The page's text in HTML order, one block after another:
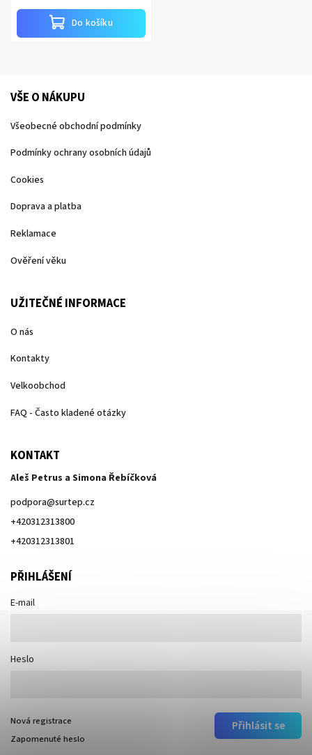
Do košíku
VŠE O NÁKUPU
Všeobecné obchodní podmínky
Podmínky ochrany osobních údajů
Cookies
Doprava a platba
Reklamace
Ověření věku
UŽITEČNÉ INFORMACE
O nás
Kontakty
Velkoobchod
FAQ - Často kladené otázky
KONTAKT
Aleš Petrus a Simona Řebíčková
podpora@surtep.cz
+420312313800
+420312313801
PŘIHLÁŠENÍ
E-mail
Heslo
Přihlásit se
Nová registrace
Zapomenuté heslo